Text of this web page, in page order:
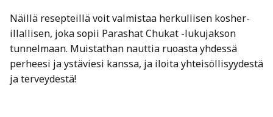
Näillä resepteillä voit valmistaa herkullisen kosher-
illallisen, joka sopii Parashat Chukat -lukujakson
tunnelmaan. Muistathan nauttia ruoasta yhdessä
perheesi ja ystäviesi kanssa, ja iloita yhteisöllisyydestä
ja terveydestä!